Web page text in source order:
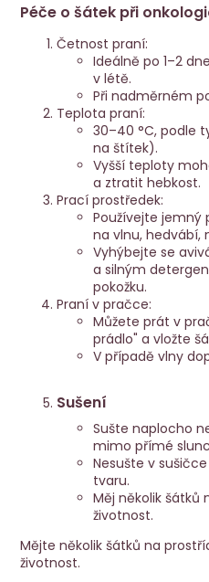
Péče o šátek při
Četnost praní:
Ideálně po 1–2
v létě.
Při nadměrném
Teplota praní:
30–40 °C, podle
na štítek).
Vyšší teploty
a ztratit hebkost.
Prací prostředek:
Používejte jemný
na vlnu, hedvábí,
Vyhýbejte se
a silným
pokožku.
Praní v pračce:
Můžete prát v
prádlo" a vložte
V případě vlny
Sušení
Sušte naplocho
mimo přímé
Nesušte v
tvaru.
Měj několik šátků
životnost.
Mějte několik šátků na
životnost.